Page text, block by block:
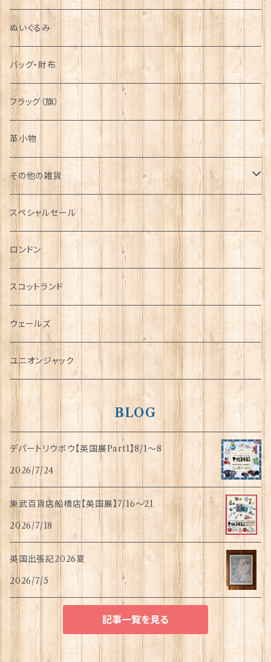
ぬいぐるみ
バッグ・財布
フラッグ（旗）
革小物
その他の雑貨
ミニカー
チャーム
犬グッズ
傘
指貫(シンブル)
スペシャルセール
ロンドン
スコットランド
ウェールズ
ユニオンジャック
BLOG
デパートリウボウ【英国展Part1】8/1〜8
2026/7/24
東武百貨店船橋店【英国展】7/16～21
2026/7/18
英国出張記2026夏
2026/7/5
記事一覧を見る